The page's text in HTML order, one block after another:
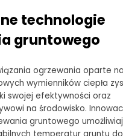
technologie
gruntowego
ogrzewania oparte na
wymienników ciepła
swojej efektywności oraz
na środowisko.
gruntowego
temperatur gruntu do